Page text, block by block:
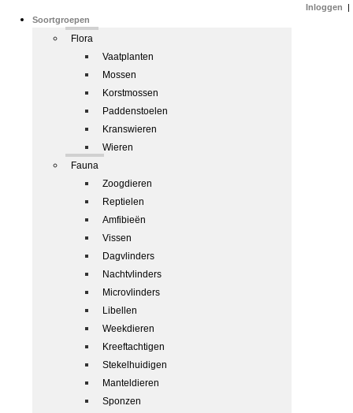
Soortgroepen
Flora
Vaatplanten
Mossen
Korstmossen
Paddenstoelen
Kranswieren
Wieren
Fauna
Zoogdieren
Reptielen
Amfibieën
Vissen
Dagvlinders
Nachtvlinders
Microvlinders
Libellen
Weekdieren
Kreeftachtigen
Stekelhuidigen
Manteldieren
Sponzen
Inloggen |